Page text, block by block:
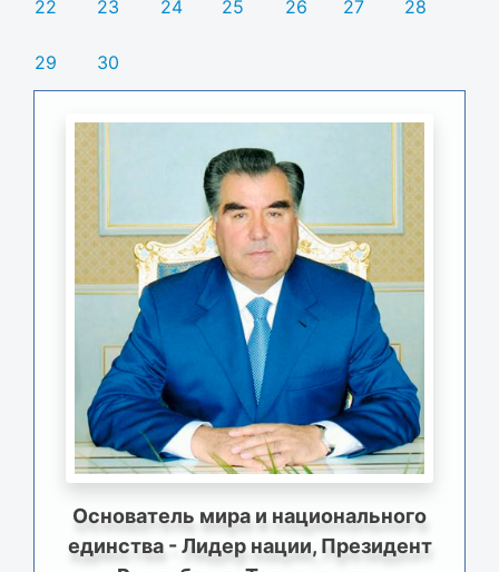
22 23 24 25 26 27 28
29 30
Основатель мира и национального
единства - Лидер нации, Президент